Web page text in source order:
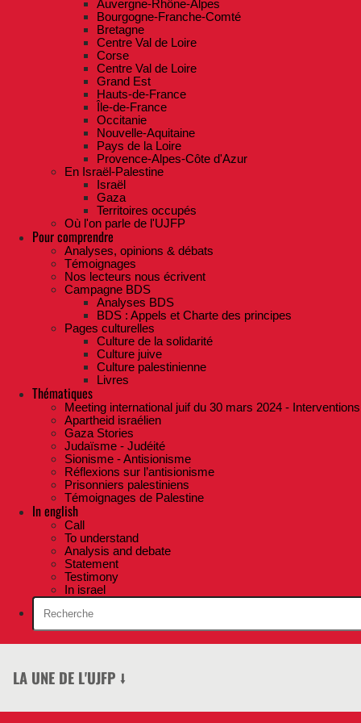
Auvergne-Rhône-Alpes
Bourgogne-Franche-Comté
Bretagne
Centre Val de Loire
Corse
Centre Val de Loire
Grand Est
Hauts-de-France
Île-de-France
Occitanie
Nouvelle-Aquitaine
Pays de la Loire
Provence-Alpes-Côte d'Azur
En Israël-Palestine
Israël
Gaza
Territoires occupés
Où l'on parle de l'UJFP
Pour comprendre
Analyses, opinions & débats
Témoignages
Nos lecteurs nous écrivent
Campagne BDS
Analyses BDS
BDS : Appels et Charte des principes
Pages culturelles
Culture de la solidarité
Culture juive
Culture palestinienne
Livres
Thématiques
Meeting international juif du 30 mars 2024 - Interventions
Apartheid israélien
Gaza Stories
Judaïsme - Judéité
Sionisme - Antisionisme
Réflexions sur l’antisionisme
Prisonniers palestiniens
Témoignages de Palestine
In english
Call
To understand
Analysis and debate
Statement
Testimony
In israel
LA UNE DE L'UJFP ⭣